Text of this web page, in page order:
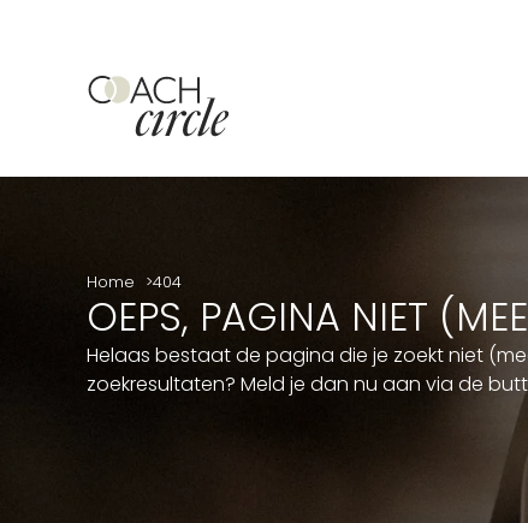
Home 404
OEPS, PAGINA NIET
Helaas bestaat de pagina die je zoekt niet
zoekresultaten? Meld je dan nu aan via de